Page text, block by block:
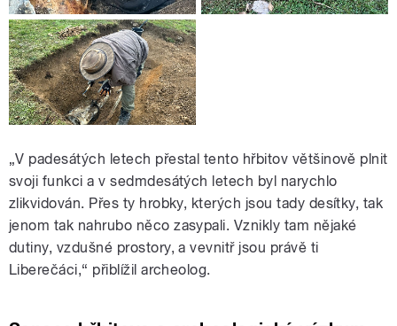
„V padesátých letech přestal tento hřbitov většinově plnit
svoji funkci a v sedmdesátých letech byl narychlo
zlikvidován. Přes ty hrobky, kterých jsou tady desítky, tak
jenom tak nahrubo něco zasypali. Vznikly tam nějaké
dutiny, vzdušné prostory, a vevnitř jsou právě ti
Liberečáci,“ přiblížil archeolog.